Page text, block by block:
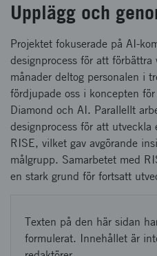
Upplägg och
Projektet fokuserade på AI-
designprocess för att förbättra
månader deltog personalen i
fördjupade oss i koncepten
Diamond och AI. Parallellt
designprocess för att
RISE, vilket gav avgörande
målgrupp. Samarbetet med
en stark grund för fortsatt
Texten på den här sidan
formulerat. Innehållet är